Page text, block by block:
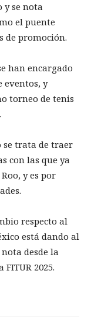
se nota
el puente
de promoción.
han encargado
eventos, y
torneo de tenis
se trata de traer
con las que ya
y es por
respecto al
está dando al
desde la
2025.